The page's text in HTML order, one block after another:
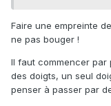
Faire une empreinte
ne pas bouger !
Il faut commencer par
des doigts, un seul
penser à passer par